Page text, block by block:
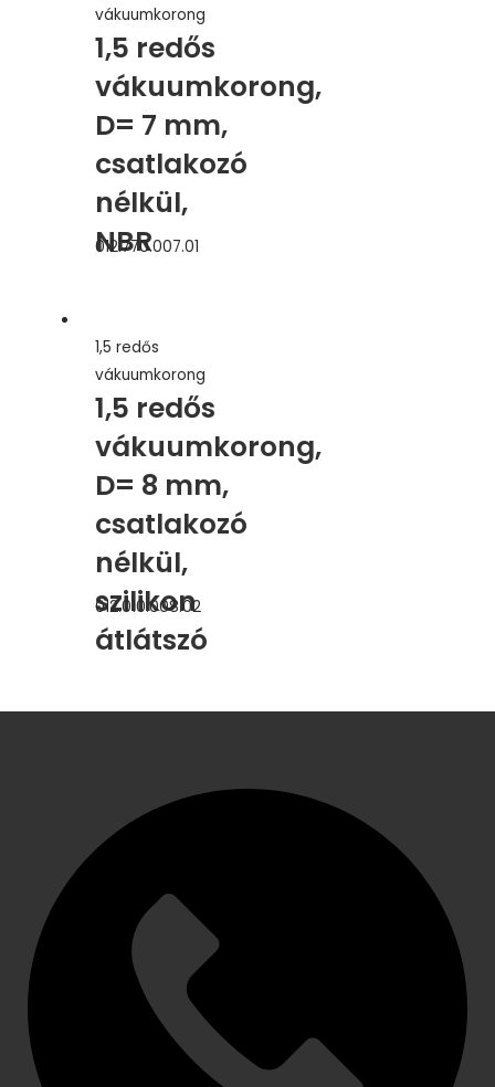
vákuumkorong
1,5 redős
vákuumkorong,
D= 7 mm,
csatlakozó
nélkül,
NBR
012.770.007.01
1,5 redős
vákuumkorong
1,5 redős
vákuumkorong,
D= 8 mm,
csatlakozó
nélkül,
szilikon
átlátszó
012.010.008.02